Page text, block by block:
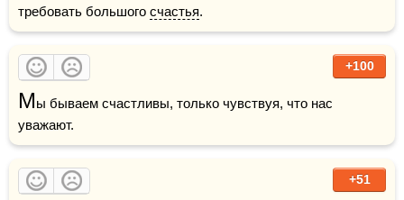
требовать большого счастья.
+100
Мы бываем счастливы, только чувствуя, что нас
уважают.
+51